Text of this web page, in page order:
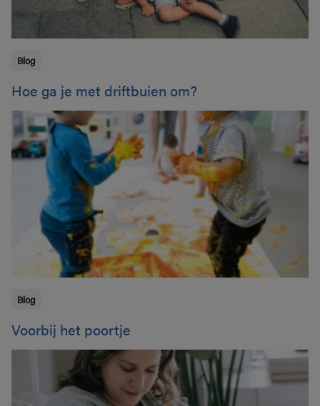
Blog
Hoe ga je met driftbuien om?
Blog
Voorbij het poortje